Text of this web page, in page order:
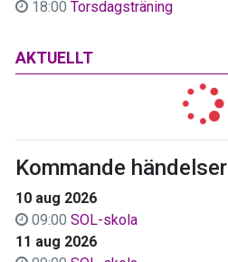
18:00 Torsdagsträning
AKTUELLT
Kommande händelser
10 aug 2026
09:00 SOL-skola
11 aug 2026